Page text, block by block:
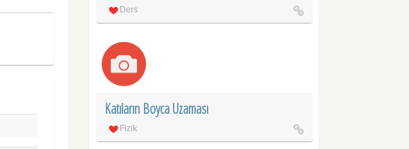
Ders
Katıların Boyca Uzaması
Fizik